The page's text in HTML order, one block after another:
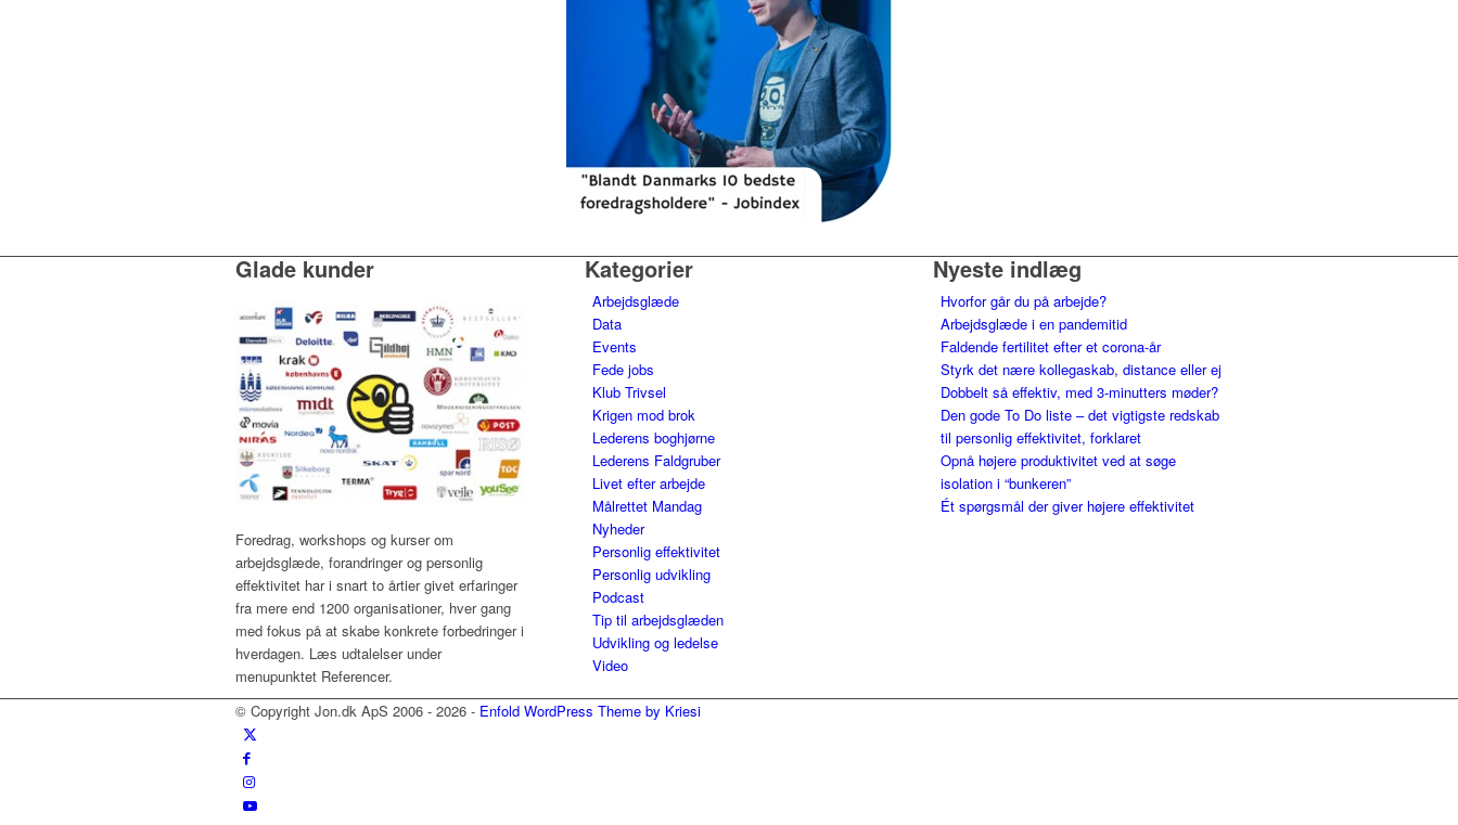
Glade kunder
Foredrag, workshops og kurser om
arbejdsglæde, forandringer og personlig
effektivitet har i snart to årtier givet erfaringer
fra mere end 1200 organisationer, hver gang
med fokus på at skabe konkrete forbedringer i
hverdagen. Læs udtalelser under
menupunktet Referencer.
Kategorier
Arbejdsglæde
Data
Events
Fede jobs
Klub Trivsel
Krigen mod brok
Lederens boghjørne
Lederens Faldgruber
Livet efter arbejde
Målrettet Mandag
Nyheder
Personlig effektivitet
Personlig udvikling
Podcast
Tip til arbejdsglæden
Udvikling og ledelse
Video
Nyeste indlæg
Hvorfor går du på arbejde?
Arbejdsglæde i en pandemitid
Faldende fertilitet efter et corona-år
Styrk det nære kollegaskab, distance eller ej
Dobbelt så effektiv, med 3-minutters møder?
Den gode To Do liste – det vigtigste redskab
til personlig effektivitet, forklaret
Opnå højere produktivitet ved at søge
isolation i “bunkeren”
Ét spørgsmål der giver højere effektivitet
© Copyright Jon.dk ApS 2006 - 2026 - Enfold WordPress Theme by Kriesi